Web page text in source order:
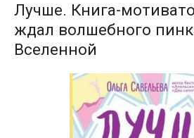
Лучше. Книга-
ждал волшебного
Вселенной